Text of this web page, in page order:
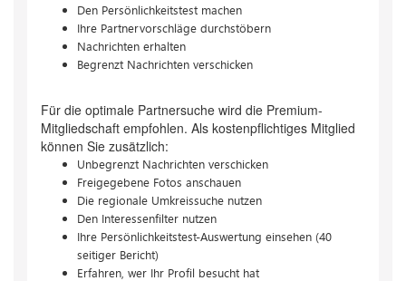
Den Persönlichkeitstest machen
Ihre Partnervorschläge durchstöbern
Nachrichten erhalten
Begrenzt Nachrichten verschicken
Für die optimale Partnersuche wird die Premium-
Mitgliedschaft empfohlen. Als kostenpflichtiges Mitglied
können Sie zusätzlich:
Unbegrenzt Nachrichten verschicken
Freigegebene Fotos anschauen
Die regionale Umkreissuche nutzen
Den Interessenfilter nutzen
Ihre Persönlichkeitstest-Auswertung einsehen (40
seitiger Bericht)
Erfahren, wer Ihr Profil besucht hat